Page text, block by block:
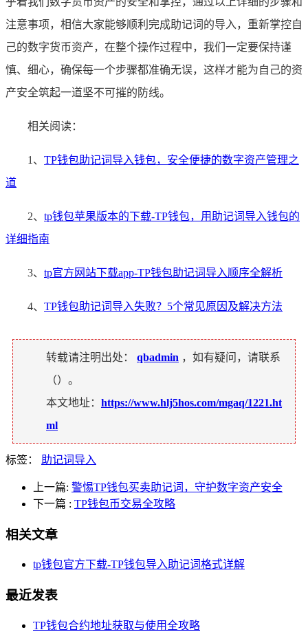
注意事项，相信大家能够顺利完成助记词的导入，重新掌控自
己的数字货币资产，在整个操作过程中，我们一定要保持谨
慎、细心，确保每一个步骤都准确无误，这样才能为自己的资
产安全筑起一道坚不可摧的防线。
相关阅读：
1、 TP钱包助记词导入钱包，安全便捷的数字资产管理之
道
2、 tp钱包苹果版本的下载-TP钱包，用助记词导入钱包的
详细指南
3、 tp官方网站下载app-TP钱包助记词导入顺序全解析
4、 TP钱包助记词导入失败？5个常见原因及解决方法
转载请注明出处： qbadmin ，如有疑问，请联系
（）。
本文地址： https://www.hlj5hos.com/mgaq/1221.ht
ml
标签： 助记词导入
上一篇: 警惕TP钱包买卖助记词，守护数字资产安全
下一篇 : TP钱包币交易全攻略
相关文章
tp钱包官方下载-TP钱包导入助记词格式详解
最近发表
TP钱包合约地址获取与使用全攻略